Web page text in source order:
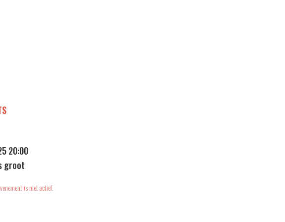
20:00
groot
is niet actief.